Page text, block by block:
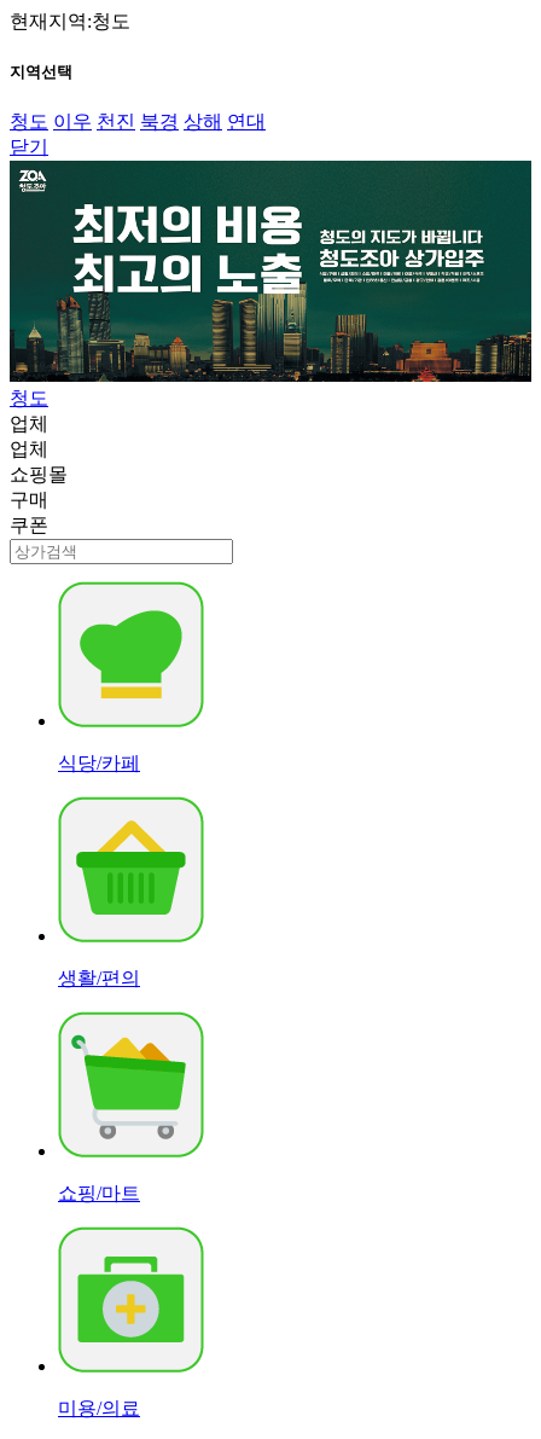
현재지역:청도
지역선택
청도 이우 천진 북경 상해 연대
닫기
청도
업체
업체
쇼핑몰
구매
쿠폰
식당/카페
생활/편의
쇼핑/마트
미용/의료